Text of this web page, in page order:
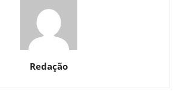
Redação